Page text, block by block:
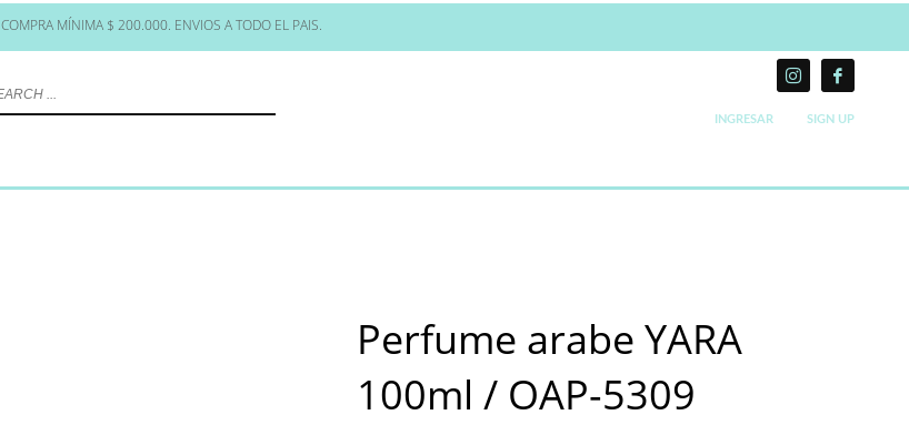
COMPRA MÍNIMA $ 200.000. ENVIOS A TODO EL PAIS.
INGRESAR SIGN UP
Perfume arabe YARA
100ml / OAP-5309